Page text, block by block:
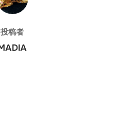
投稿者